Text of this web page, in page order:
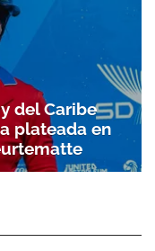
del Caribe
plateada en